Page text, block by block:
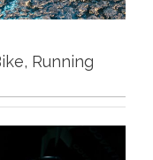
Running